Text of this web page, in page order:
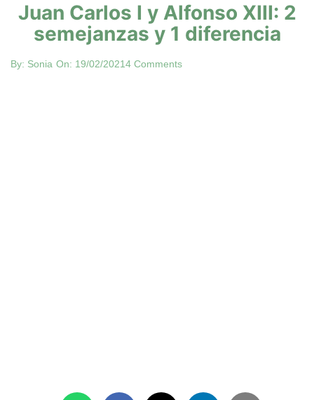
Juan Carlos I y Alfonso XIII: 2
semejanzas y 1 diferencia
By: Sonia On: 19/02/20214 Comments